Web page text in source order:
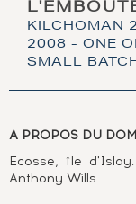
KILCHOMAN
2008 - ONE
SMALL
A PROPOS DU
Ecosse, île
Anthony Wills